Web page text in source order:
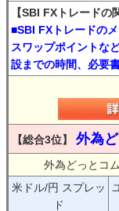
【SBI FXトレードの
■SBI FXトレードの
スワップポイントな
設までの時間、必要
【総合3位】 外為
外為どっとコ
米ドル/円 スプレッ
ド